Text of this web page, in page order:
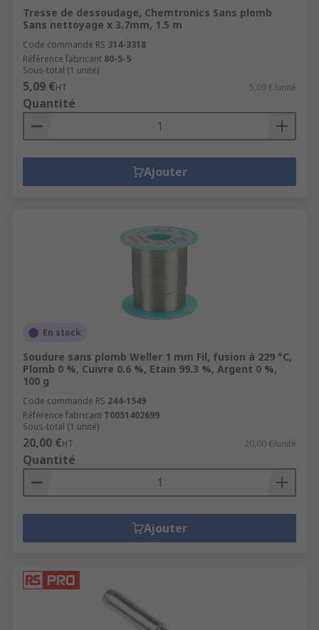
Tresse de dessoudage, Chemtronics Sans plomb
Sans nettoyage x 3.7mm, 1.5 m
Code commande RS 314-3318
Référence fabricant 80-5-5
Sous-total (1 unité)
5,09 €HT 5,09 €/unité
Quantité
Ajouter
En stock
Soudure sans plomb Weller 1 mm Fil, fusion à 229 °C,
Plomb 0 %, Cuivre 0.6 %, Etain 99.3 %, Argent 0 %,
100 g
Code commande RS 244-1549
Référence fabricant T0051402699
Sous-total (1 unité)
20,00 €HT 20,00 €/unité
Quantité
Ajouter